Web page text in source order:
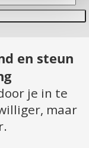
en steun
je in te
maar